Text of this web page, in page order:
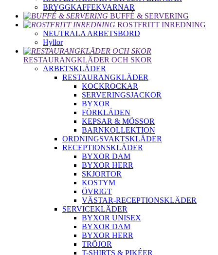
BRYGGKAFFEKVARNAR
BUFFÉ & SERVERING
ROSTFRITT INREDNING
NEUTRALA ARBETSBORD
Hyllor
RESTAURANGKLÄDER OCH SKOR
ARBETSKLÄDER
RESTAURANGKLÄDER
KOCKROCKAR
SERVERINGSJACKOR
BYXOR
FÖRKLÄDEN
KEPSAR & MÖSSOR
BARNKOLLEKTION
ORDNINGSVAKTSKLÄDER
RECEPTIONSKLÄDER
BYXOR DAM
BYXOR HERR
SKJORTOR
KOSTYM
ÖVRIGT
VÄSTAR-RECEPTIONSKLÄDER
SERVICEKLÄDER
BYXOR UNISEX
BYXOR DAM
BYXOR HERR
TRÖJOR
T-SHIRTS & PIKÉER